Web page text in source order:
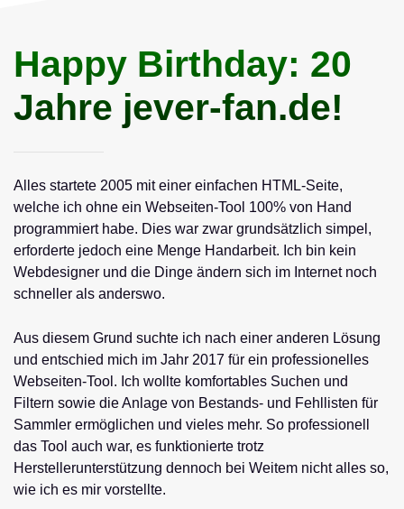
Happy Birthday: 20
Jahre jever-fan.de!
Alles startete 2005 mit einer einfachen HTML-Seite,
welche ich ohne ein Webseiten-Tool 100% von Hand
programmiert habe. Dies war zwar grundsätzlich simpel,
erforderte jedoch eine Menge Handarbeit. Ich bin kein
Webdesigner und die Dinge ändern sich im Internet noch
schneller als anderswo.
Aus diesem Grund suchte ich nach einer anderen Lösung
und entschied mich im Jahr 2017 für ein professionelles
Webseiten-Tool. Ich wollte komfortables Suchen und
Filtern sowie die Anlage von Bestands- und Fehllisten für
Sammler ermöglichen und vieles mehr. So professionell
das Tool auch war, es funktionierte trotz
Herstellerunterstützung dennoch bei Weitem nicht alles so,
wie ich es mir vorstellte.